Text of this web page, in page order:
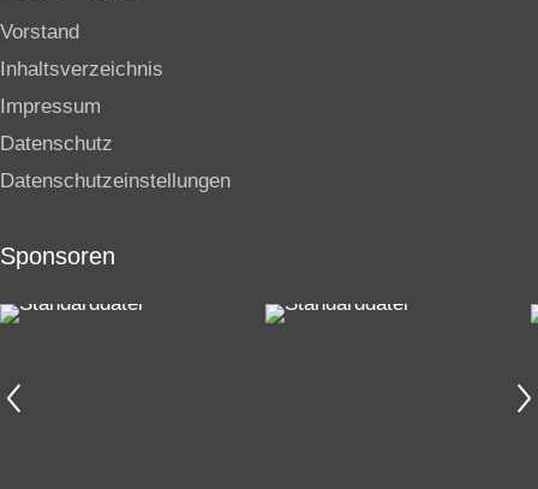
Vorstand
Inhaltsverzeichnis
Impressum
Datenschutz
Datenschutzeinstellungen
Sponsoren